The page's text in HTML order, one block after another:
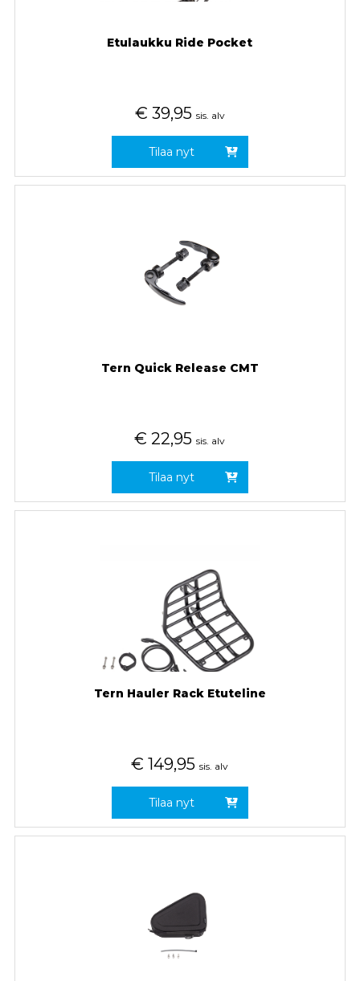
Etulaukku Ride Pocket
€ 39,95 sis. alv
Tilaa nyt
Tern Quick Release CMT
€ 22,95 sis. alv
Tilaa nyt
Tern Hauler Rack Etuteline
€ 149,95 sis. alv
Tilaa nyt